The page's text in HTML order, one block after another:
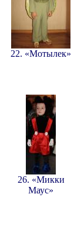
22. «Мотылек»
26. «Микки
Маус»